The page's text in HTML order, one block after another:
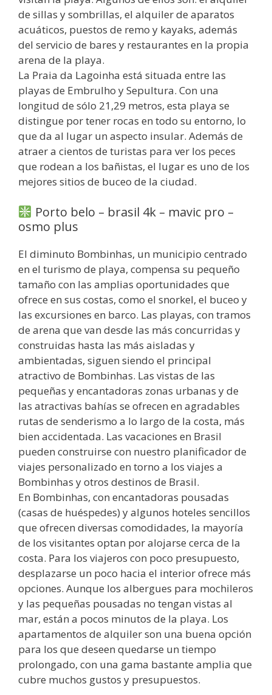
de sillas y sombrillas, el alquiler de aparatos
acuáticos, puestos de remo y kayaks, además
del servicio de bares y restaurantes en la propia
arena de la playa.
La Praia da Lagoinha está situada entre las
playas de Embrulho y Sepultura. Con una
longitud de sólo 21,29 metros, esta playa se
distingue por tener rocas en todo su entorno, lo
que da al lugar un aspecto insular. Además de
atraer a cientos de turistas para ver los peces
que rodean a los bañistas, el lugar es uno de los
mejores sitios de buceo de la ciudad.
Porto belo – brasil 4k – mavic pro –
osmo plus
El diminuto Bombinhas, un municipio centrado
en el turismo de playa, compensa su pequeño
tamaño con las amplias oportunidades que
ofrece en sus costas, como el snorkel, el buceo y
las excursiones en barco. Las playas, con tramos
de arena que van desde las más concurridas y
construidas hasta las más aisladas y
ambientadas, siguen siendo el principal
atractivo de Bombinhas. Las vistas de las
pequeñas y encantadoras zonas urbanas y de
las atractivas bahías se ofrecen en agradables
rutas de senderismo a lo largo de la costa, más
bien accidentada. Las vacaciones en Brasil
pueden construirse con nuestro planificador de
viajes personalizado en torno a los viajes a
Bombinhas y otros destinos de Brasil.
En Bombinhas, con encantadoras pousadas
(casas de huéspedes) y algunos hoteles sencillos
que ofrecen diversas comodidades, la mayoría
de los visitantes optan por alojarse cerca de la
costa. Para los viajeros con poco presupuesto,
desplazarse un poco hacia el interior ofrece más
opciones. Aunque los albergues para mochileros
y las pequeñas pousadas no tengan vistas al
mar, están a pocos minutos de la playa. Los
apartamentos de alquiler son una buena opción
para los que deseen quedarse un tiempo
prolongado, con una gama bastante amplia que
cubre muchos gustos y presupuestos.